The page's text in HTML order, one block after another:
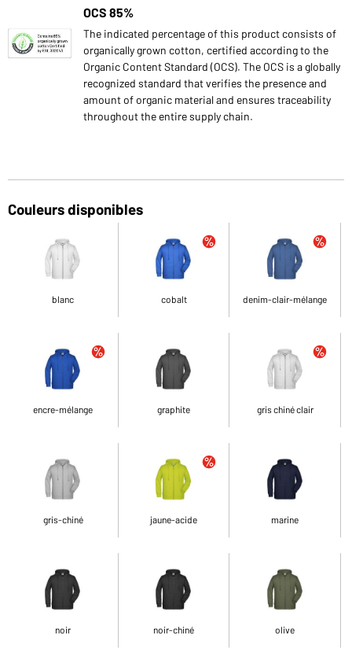
OCS 85%
The indicated percentage of this product consists of
organically grown cotton, certified according to the
Organic Content Standard (OCS). The OCS is a globally
recognized standard that verifies the presence and
amount of organic material and ensures traceability
throughout the entire supply chain.
Couleurs disponibles
blanc cobalt denim-clair-mélange
encre-mélange graphite gris chiné clair
gris-chiné jaune-acide marine
noir noir-chiné olive